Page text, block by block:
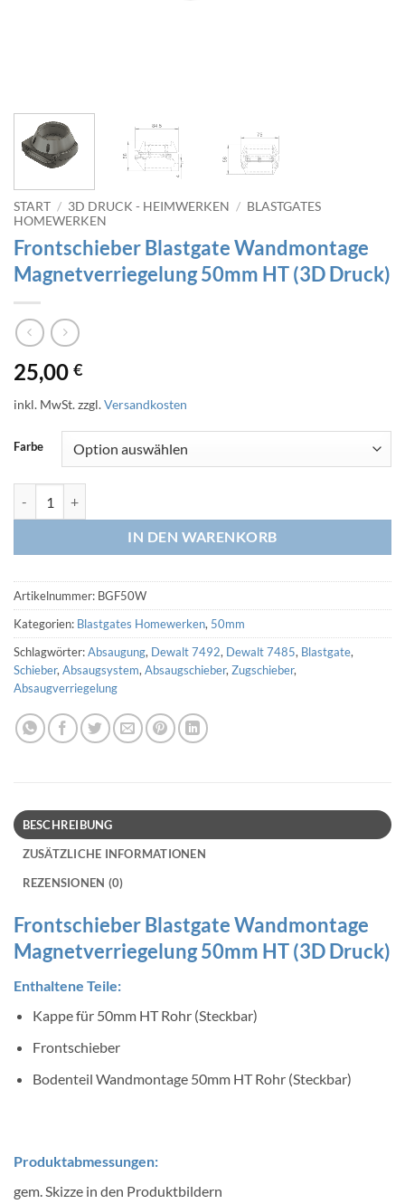
START / 3D DRUCK - HEIMWERKEN / BLASTGATES
HOMEWERKEN
Frontschieber Blastgate Wandmontage
Magnetverriegelung 50mm HT (3D Druck)
25,00 €
inkl. MwSt.zzgl.Versandkosten
Farbe
IN DEN WARENKORB
Artikelnummer: BGF50W
Kategorien: Blastgates Homewerken, 50mm
Schlagwörter:Absaugung, Dewalt 7492, Dewalt 7485, Blastgate,
Schieber,Absaugsystem,Absaugschieber,Zugschieber,
Absaugverriegelung
BESCHREIBUNG
ZUSÄTZLICHE INFORMATIONEN
REZENSIONEN (0)
Frontschieber Blastgate Wandmontage
Magnetverriegelung 50mm HT (3D Druck)
Enthaltene Teile:
Kappe für 50mm HT Rohr (Steckbar)
Frontschieber
Bodenteil Wandmontage 50mm HT Rohr (Steckbar)
Produktabmessungen:
gem. Skizze in den Produktbildern